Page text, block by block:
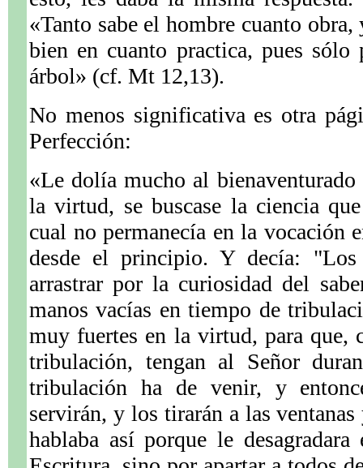
«Tanto sabe el hombre cuanto
bien en cuanto practica, pues
árbol» (cf. Mt 12,13).
No menos significativa es otra
Perfección:
«Le dolía mucho al bienaventurado
la virtud, se buscase la ciencia
cual no permanecía en la vocación
desde el principio. Y decía: "Los
arrastrar por la curiosidad del
manos vacías en tiempo de
muy fuertes en la virtud, para que,
tribulación, tengan al Señor
tribulación ha de venir, y
servirán, y los tirarán a las
hablaba así porque le